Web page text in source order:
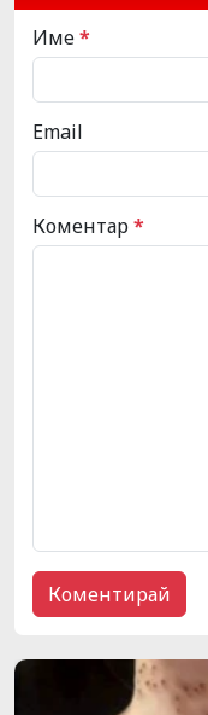
Име*
Email
Коментар*